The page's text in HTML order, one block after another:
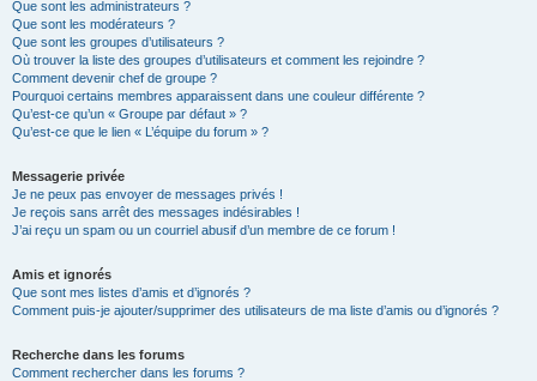
Que sont les administrateurs ?
Que sont les modérateurs ?
Que sont les groupes d’utilisateurs ?
Où trouver la liste des groupes d’utilisateurs et comment les rejoindre ?
Comment devenir chef de groupe ?
Pourquoi certains membres apparaissent dans une couleur différente ?
Qu’est-ce qu’un « Groupe par défaut » ?
Qu’est-ce que le lien « L’équipe du forum » ?
Messagerie privée
Je ne peux pas envoyer de messages privés !
Je reçois sans arrêt des messages indésirables !
J’ai reçu un spam ou un courriel abusif d’un membre de ce forum !
Amis et ignorés
Que sont mes listes d’amis et d’ignorés ?
Comment puis-je ajouter/supprimer des utilisateurs de ma liste d’amis ou d’ignorés ?
Recherche dans les forums
Comment rechercher dans les forums ?